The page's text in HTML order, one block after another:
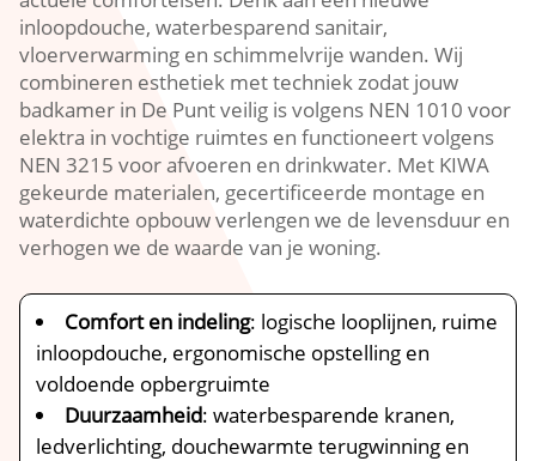
inloopdouche, waterbesparend sanitair,
vloerverwarming en schimmelvrije wanden. Wij
combineren esthetiek met techniek zodat jouw
badkamer in De Punt veilig is volgens NEN 1010 voor
elektra in vochtige ruimtes en functioneert volgens
NEN 3215 voor afvoeren en drinkwater. Met KIWA
gekeurde materialen, gecertificeerde montage en
waterdichte opbouw verlengen we de levensduur en
verhogen we de waarde van je woning.
Comfort en indeling: logische looplijnen, ruime
inloopdouche, ergonomische opstelling en
voldoende opbergruimte
Duurzaamheid: waterbesparende kranen,
ledverlichting, douchewarmte terugwinning en